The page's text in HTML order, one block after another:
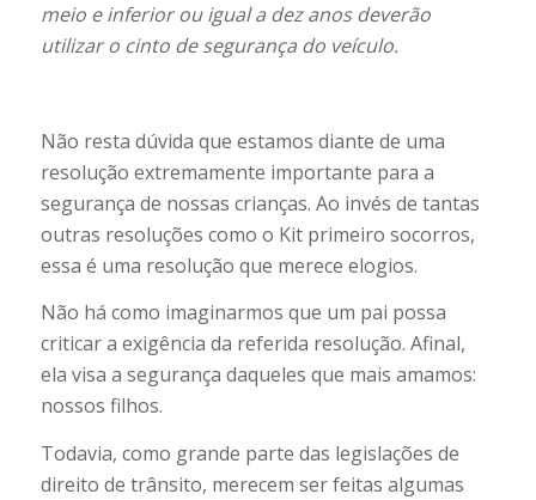
meio e inferior ou igual a dez anos deverão
utilizar o cinto de segurança do veículo.
Não resta dúvida que estamos diante de uma
resolução extremamente importante para a
segurança de nossas crianças. Ao invés de tantas
outras resoluções como o Kit primeiro socorros,
essa é uma resolução que merece elogios.
Não há como imaginarmos que um pai possa
criticar a exigência da referida resolução. Afinal,
ela visa a segurança daqueles que mais amamos:
nossos filhos.
Todavia, como grande parte das legislações de
direito de trânsito, merecem ser feitas algumas